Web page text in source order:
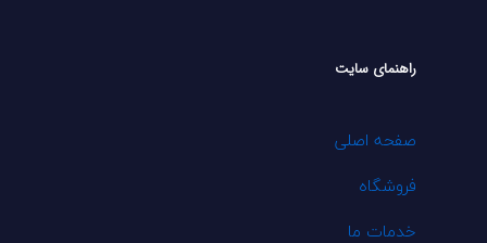
راهنمای سایت
صفحه اصلی
فروشگاه
خدمات ما